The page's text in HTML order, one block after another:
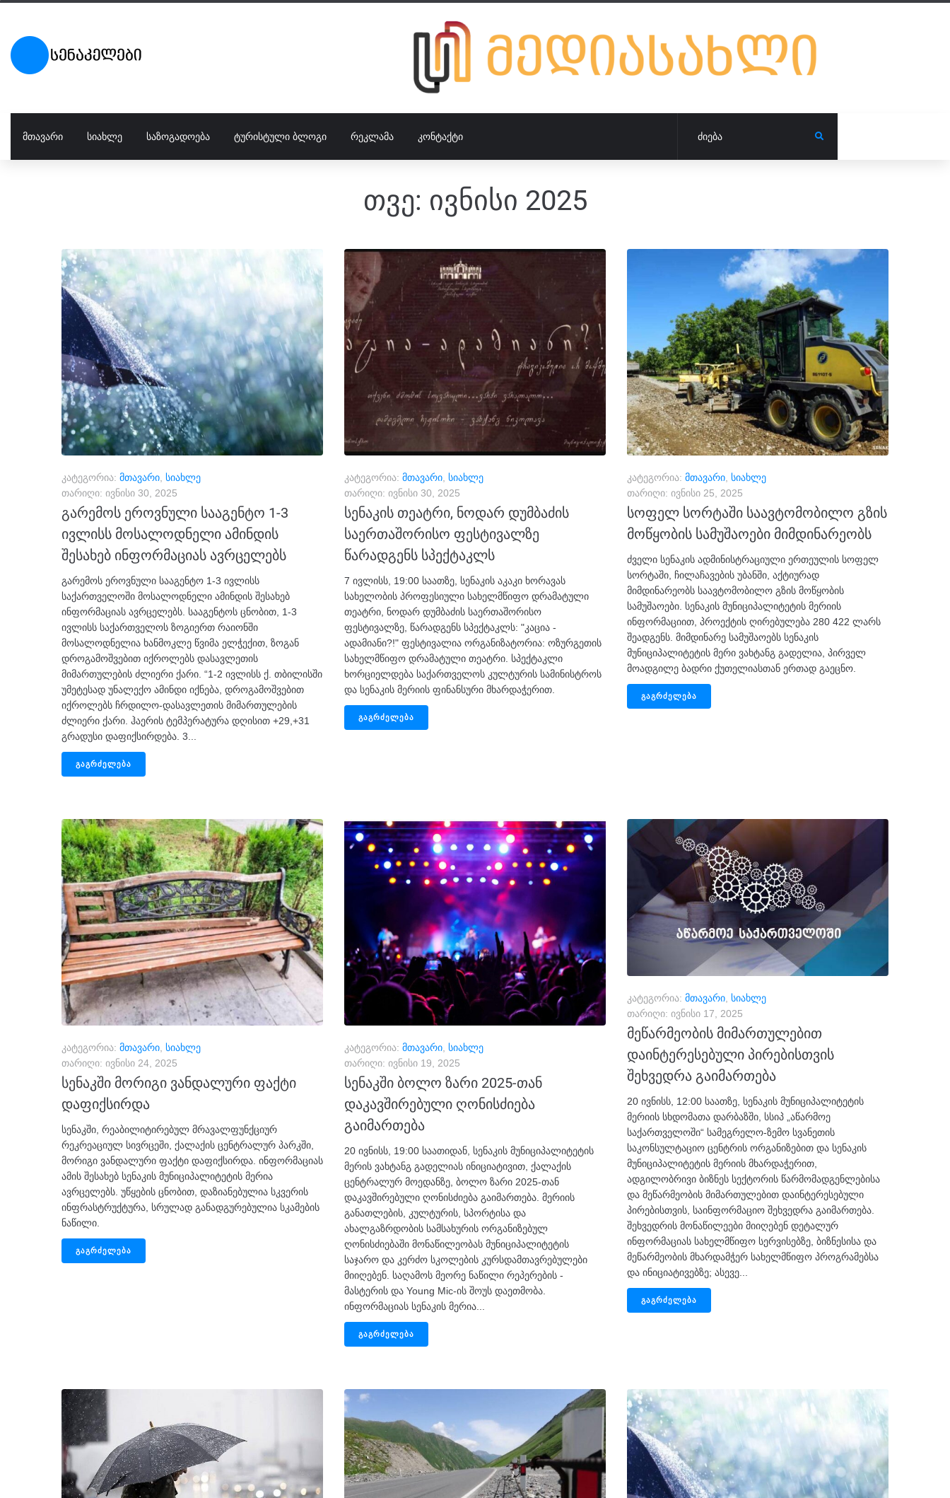
ᲛᲗᲐᲕᲐᲠᲘ ᲡᲘᲐᲮᲚᲔ ᲡᲐᲖᲝᲒᲐᲓᲝᲔᲑᲐ ᲢᲣᲠᲘᲡᲢᲣᲚᲘ ᲑᲚᲝᲒᲘ ᲠᲔᲙᲚᲐᲛᲐ ᲙᲝᲜᲢᲐᲥᲢᲘ
თვე: ივნისი 2025
კატეგორია: მთავარი სიახლე
თარიღი: ივნისი 30, 2025
გარემოს ეროვნული სააგენტო 1-3
ივლისს მოსალოდნელი ამინდის
შესახებ ინფორმაციას ავრცელებს
გარემოს ეროვნული სააგენტო 1-3 ივლისს
საქართველოში მოსალოდნელი ამინდის შესახებ
ინფორმაციას ავრცელებს. სააგენტოს ცნობით, 1-3
ივლისს საქართველოს ზოგიერთ რაიონში
მოსალოდნელია ხანმოკლე წვიმა ელჭექით, ზოგან
დროგამოშვებით იქროლებს დასავლეთის
მიმართულების ძლიერი ქარი. “1-2 ივლისს ქ. თბილისში
უმეტესად უნალექო ამინდი იქნება, დროგამოშვებით
იქროლებს ჩრდილო-დასავლეთის მიმართულების
ძლიერი ქარი. ჰაერის ტემპერატურა დღისით +29,+31
გრადუსი დაფიქსირდება. 3...
ᲒᲐᲒᲠᲫᲔᲚᲔᲑᲐ
კატეგორია: მთავარი სიახლე
თარიღი: ივნისი 30, 2025
სენაკის თეატრი, ნოდარ დუმბაძის
საერთაშორისო ფესტივალზე
წარადგენს სპექტაკლს
7 ივლისს, 19:00 საათზე, სენაკის აკაკი ხორავას
სახელობის პროფესიული სახელმწიფო დრამატული
თეატრი, ნოდარ დუმბაძის საერთაშორისო
ფესტივალზე, წარადგენს სპექტაკლს: "კაცია -
ადამიანი?!" ფესტივალია ორგანიზატორია: ოზურგეთის
სახელმწიფო დრამატული თეატრი. სპექტაკლი
ხორციელდება საქართველოს კულტურის სამინისტროს
და სენაკის მერიის ფინანსური მხარდაჭერით.
ᲒᲐᲒᲠᲫᲔᲚᲔᲑᲐ
კატეგორია: მთავარი სიახლე
თარიღი: ივნისი 25, 2025
სოფელ სორტაში საავტომობილო გზის
მოწყობის სამუშაოები მიმდინარეობს
ძველი სენაკის ადმინისტრაციული ერთეულის სოფელ
სორტაში, ჩილაჩავების უბანში, აქტიურად
მიმდინარეობს საავტომობილო გზის მოწყობის
სამუშაოები. სენაკის მუნიციპალიტეტის მერიის
ინფორმაციით, პროექტის ღირებულება 280 422 ლარს
შეადგენს. მიმდინარე სამუშაოებს სენაკის
მუნიციპალიტეტის მერი ვახტანგ გადელია, პირველ
მოადგილე ბადრი ქუთელიასთან ერთად გაეცნო.
ᲒᲐᲒᲠᲫᲔᲚᲔᲑᲐ
კატეგორია: მთავარი, სიახლე
თარიღი: ივნისი 24, 2025
სენაკში მორიგი ვანდალური ფაქტი
დაფიქსირდა
სენაკში, რეაბილიტირებულ მრავალფუნქციურ
რეკრეაციულ სივრცეში, ქალაქის ცენტრალურ პარკში,
მორიგი ვანდალური ფაქტი დაფიქსირდა. ინფორმაციას
ამის შესახებ სენაკის მუნიციპალიტეტის მერია
ავრცელებს. უწყების ცნობით, დაზიანებულია სკვერის
ინფრასტრუქტურა, სრულად განადგურებულია სკამების
ნაწილი.
ᲒᲐᲒᲠᲫᲔᲚᲔᲑᲐ
კატეგორია: მთავარი, სიახლე
თარიღი: ივნისი 19, 2025
სენაკში ბოლო ზარი 2025-თან
დაკავშირებული ღონისძიება
გაიმართება
20 ივნისს, 19:00 საათიდან, სენაკის მუნიციპალიტეტის
მერის ვახტანგ გადელიას ინიციატივით, ქალაქის
ცენტრალურ მოედანზე, ბოლო ზარი 2025-თან
დაკავშირებული ღონისძიება გაიმართება. მერიის
განათლების, კულტურის, სპორტისა და
ახალგაზრდობის სამსახურის ორგანიზებულ
ღონისძიებაში მონაწილეობას მუნიციპალიტეტის
საჯარო და კერძო სკოლების კურსდამთავრებულები
მიიღებენ. საღამოს მეორე ნაწილი რეპერების -
მასტერის და Young Mic-ის შოუს დაეთმობა.
ინფორმაციას სენაკის მერია...
ᲒᲐᲒᲠᲫᲔᲚᲔᲑᲐ
კატეგორია: მთავარი სიახლე
თარიღი: ივნისი 17, 2025
მეწარმეობის მიმართულებით
დაინტერესებული პირებისთვის
შეხვედრა გაიმართება
20 ივნისს, 12:00 საათზე, სენაკის მუნიციპალიტეტის
მერიის სხდომათა დარბაზში, სსიპ „აწარმოე
საქართველოში“ სამეგრელო-ზემო სვანეთის
საკონსულტაციო ცენტრის ორგანიზებით და სენაკის
მუნიციპალიტეტის მერიის მხარდაჭერით,
ადგილობრივი ბიზნეს სექტორის წარმომადგენლებისა
და მეწარმეობის მიმართულებით დაინტერესებული
პირებისთვის, საინფორმაციო შეხვედრა გაიმართება.
შეხვედრის მონაწილეები მიიღებენ დეტალურ
ინფორმაციას სახელმწიფო სერვისებზე, ბიზნესისა და
მეწარმეობის მხარდამჭერ სახელმწიფო პროგრამებსა
და ინიციატივებზე; ასევე...
ᲒᲐᲒᲠᲫᲔᲚᲔᲑᲐ